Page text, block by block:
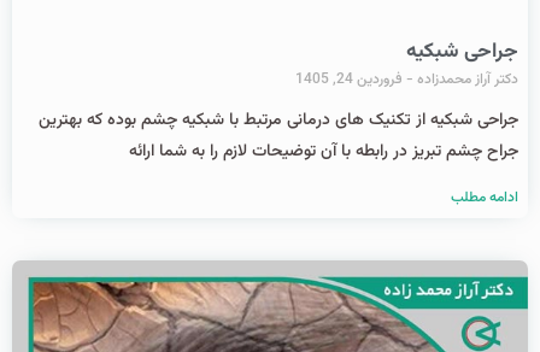
جراحی شبکیه
دکتر آراز محمدزاده فروردین 24, 1405
جراحی شبکیه از تکنیک های درمانی مرتبط با شبکیه چشم بوده که بهترین
جراح چشم تبریز در رابطه با آن توضیحات لازم را به شما ارائه
ادامه مطلب